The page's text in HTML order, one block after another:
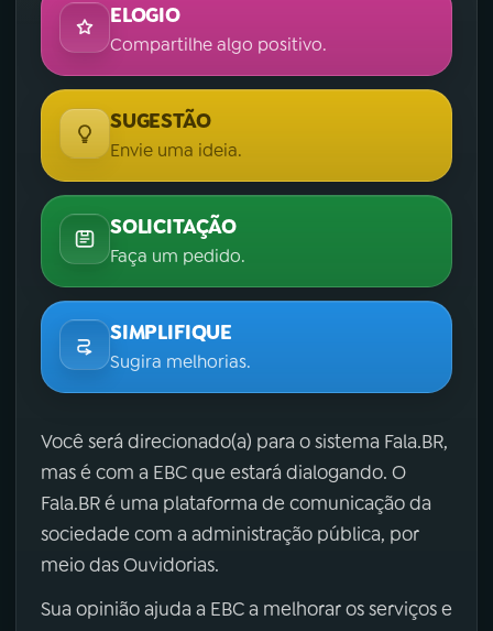
ELOGIO
Compartilhe algo positivo.
SUGESTÃO
Envie uma ideia.
SOLICITAÇÃO
Faça um pedido.
SIMPLIFIQUE
Sugira melhorias.
Você será direcionado(a) para o sistema Fala.BR,
mas é com a EBC que estará dialogando. O
Fala.BR é uma plataforma de comunicação da
sociedade com a administração pública, por
meio das Ouvidorias.
Sua opinião ajuda a EBC a melhorar os serviços e